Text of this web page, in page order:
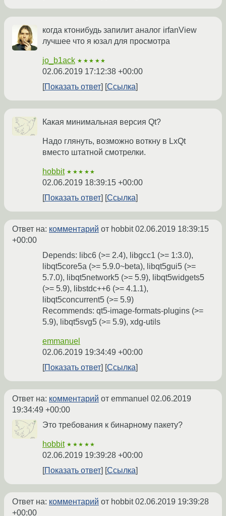
когда ктонибудь запилит аналог irfanView
лучшее что я юзал для просмотра
jo_b1ack ★★★★★
02.06.2019 17:12:38 +00:00
Показать ответ
Ссылка
Какая минимальная версия Qt?
Надо глянуть, возможно воткну в LxQt
вместо штатной смотрелки.
hobbit ★★★★★
02.06.2019 18:39:15 +00:00
Показать ответ
Ссылка
Ответ на: комментарий от hobbit02.06.2019 18:39:15
+00:00
Depends: libc6 (>= 2.4), libgcc1 (>= 1:3.0),
libqt5core5a (>= 5.9.0~beta), libqt5gui5 (>=
5.7.0), libqt5network5 (>= 5.9), libqt5widgets5
(>= 5.9), libstdc++6 (>= 4.1.1),
libqt5concurrent5 (>= 5.9)
Recommends: qt5-image-formats-plugins (>=
5.9), libqt5svg5 (>= 5.9), xdg-utils
emmanuel
02.06.2019 19:34:49 +00:00
Показать ответ
Ссылка
Ответ на: комментарий от emmanuel 02.06.2019
19:34:49 +00:00
Это требования к бинарному пакету?
hobbit ★★★★★
02.06.2019 19:39:28 +00:00
Показать ответ
Ссылка
Ответ на: комментарий от hobbit02.06.2019 19:39:28
+00:00